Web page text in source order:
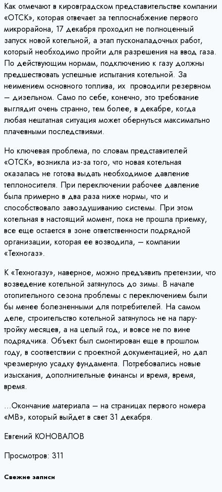
Как отмечают в кировградском представительстве компании
«ОТСК», которая отвечает за теплоснабжение первого
микрорайона, 17 декабря проходил не полноценный
запуск новой котельной, а этап пусконаладочных работ,
который необходимо пройти для разрешения на ввод газа.
По действующим нормам, подключению к газу должны
предшествовать успешные испытания котельной. За
неимением основного топлива, их проводили резервном
– дизельном. Само по себе, конечно, это требование
выглядит очень странно, тем более, в декабре, когда
любая нештатная ситуация может обернуться максимально
плачевными последствиями.
Но ключевая проблема, по словам представителей
«ОТСК», возникла из-за того, что новая котельная
оказалась не готова выдать необходимое давление
теплоносителя. При переключении рабочее давление
была примерно в два раза ниже нормы, что и
способствовало завоздушиванию системы. При этом
котельная в настоящий момент, пока не прошла приемку,
все еще остается в зоне ответственности подрядной
организации, которая ее возводила, – компании
«Техногаз».
К «Техногазу», наверное, можно предъявить претензии, что
возведение котельной затянулось до зимы. В начале
отопительного сезона проблемы с переключением были
бы менее болезненными для потребителей. На самом
деле, строительство котельной затянулось не на пару-
тройку месяцев, а на целый год, и вовсе не по вине
подрядчика. Объект был смонтирован еще в прошлом
году, в соответствии с проектной документацией, но дал
чрезмерную усадку фундамента. Потребовались новые
изыскания, дополнительные финансы и время, время,
время.
…Окончание материала – на страницах первого номера
«МВ», который выйдет в свет 31 декабря.
Евгений КОНОВАЛОВ
Просмотров: 311
Свежие записи